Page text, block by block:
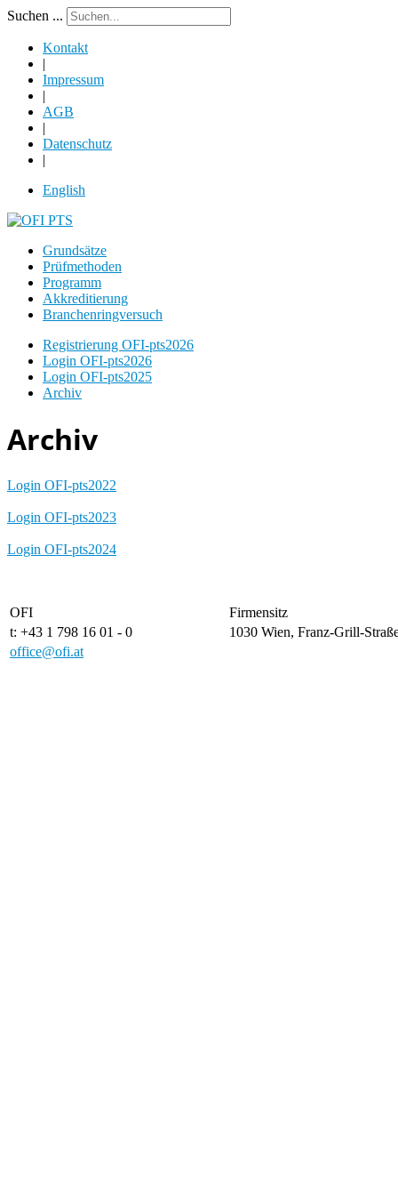
Suchen ...
Kontakt
|
Impressum
|
AGB
|
Datenschutz
|
English
Grundsätze
Prüfmethoden
Programm
Akkreditierung
Branchenringversuch
Registrierung OFI-pts2026
Login OFI-pts2026
Login OFI-pts2025
Archiv
Archiv
Login OFI-pts2022
Login OFI-pts2023
Login OFI-pts2024
OFI
Firmensitz
t: +43 1 798 16 01 - 0
1030 Wien, Franz-Grill-
office@ofi.at